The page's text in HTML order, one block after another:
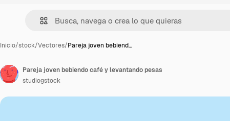
Inicio/stock/Vectores/Pareja joven bebiend…
Pareja joven bebiendo café y levantando pesas
studiogstock